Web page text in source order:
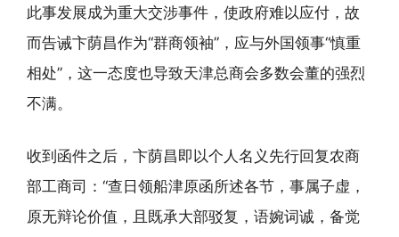
此事发展成为重大交涉事件，使政府难以应付，故
而告诫卞荫昌作为“群商领袖”，应与外国领事“慎重
相处”，这一态度也导致天津总商会多数会董的强烈
不满。
收到函件之后，卞荫昌即以个人名义先行回复农商
部工商司：“查日领船津原函所述各节，事属子虚，
原无辩论价值，且既承大部驳复，语婉词诚，备觉